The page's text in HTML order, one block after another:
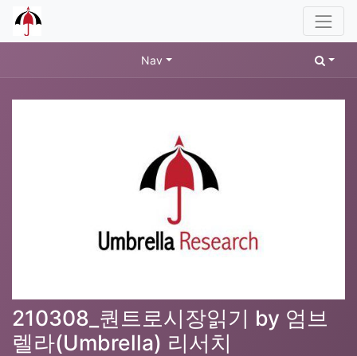
Nav
210308_퀀트로시장읽기 by 엄브
렐라(Umbrella) 리서치